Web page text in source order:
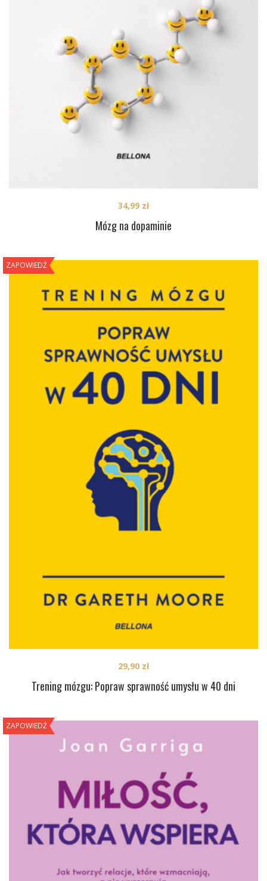
Mózg na dopaminie
34,99 zł
ZAPOWIEDŹ
Trening mózgu: Popraw sprawność umysłu w 40 dni
29,90 zł
ZAPOWIEDŹ